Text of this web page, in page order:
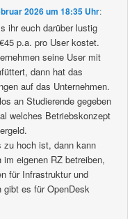
2026 um 18:35 Uhr:
ihr euch darüber lustig
p.a. pro User kostet.
seine User mit
dann hat das
auf das Unternehmen.
an Studierende gegeben
welches Betriebskonzept
zu hoch ist, dann kann
eigenen RZ betreiben,
für Infrastruktur und
gibt es für OpenDesk